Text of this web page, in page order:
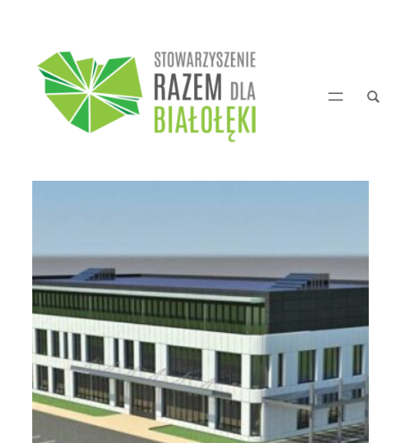
treści